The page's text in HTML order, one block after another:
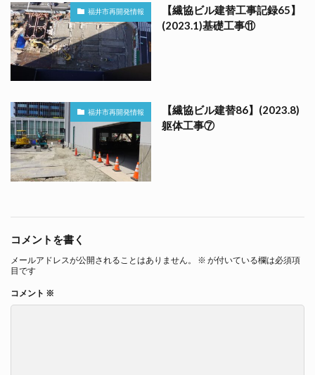
福井市再開発情報
【繊協ビル建替工事記録65】
(2023.1)基礎工事⑪
福井市再開発情報
【繊協ビル建替86】(2023.8)
躯体工事⑦
コメントを書く
メールアドレスが公開されることはありません。 ※ が付いている欄は必須項
目です
コメント ※